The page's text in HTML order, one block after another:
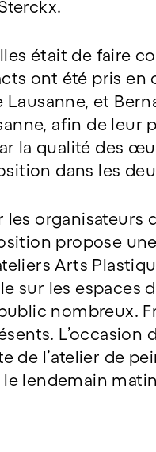
était de faire
ont été pris en
et
afin de
la qualité des
dans les
organisateurs
propose
Arts
les espaces
nombreux.
L’occasion
de l’atelier de
lendemain